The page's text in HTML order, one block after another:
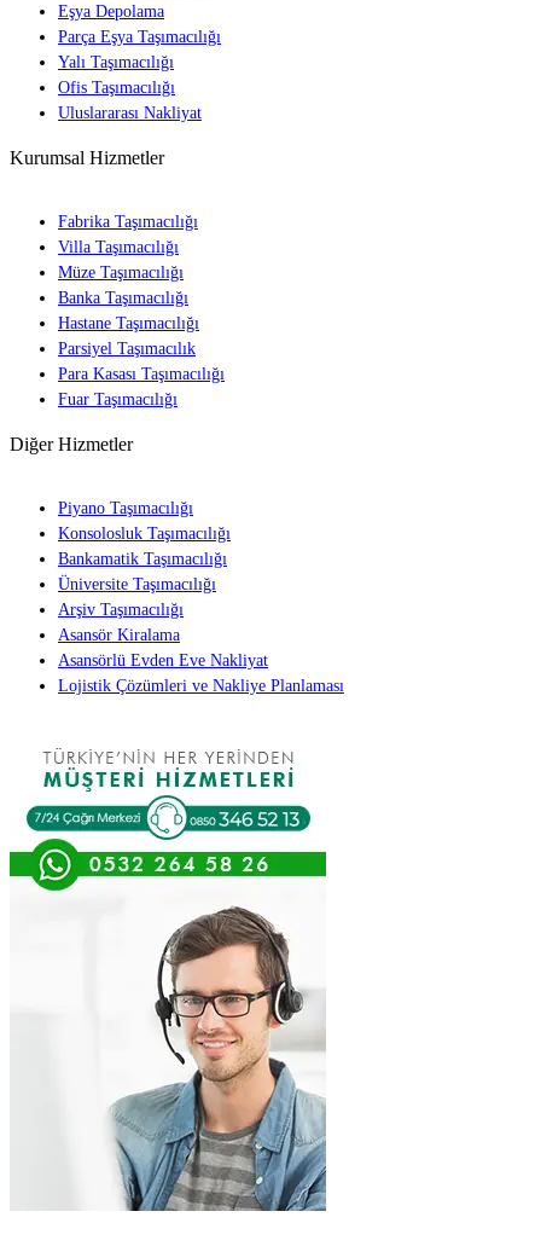
Eşya Depolama
Parça Eşya Taşımacılığı
Yalı Taşımacılığı
Ofis Taşımacılığı
Uluslararası Nakliyat
Kurumsal Hizmetler
Fabrika Taşımacılığı
Villa Taşımacılığı
Müze Taşımacılığı
Banka Taşımacılığı
Hastane Taşımacılığı
Parsiyel Taşımacılık
Para Kasası Taşımacılığı
Fuar Taşımacılığı
Diğer Hizmetler
Piyano Taşımacılığı
Konsolosluk Taşımacılığı
Bankamatik Taşımacılığı
Üniversite Taşımacılığı
Arşiv Taşımacılığı
Asansör Kiralama
Asansörlü Evden Eve Nakliyat
Lojistik Çözümleri ve Nakliye Planlaması